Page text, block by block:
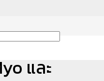
กำไลวิเศษ
และ